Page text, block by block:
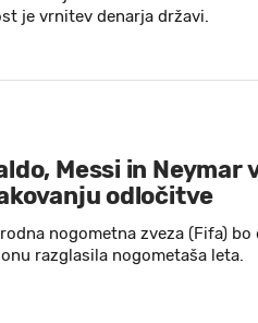
je vrnitev denarja državi.
Messi in Neymar
odločitve
nogometna zveza (Fifa) bo
razglasila nogometaša leta.